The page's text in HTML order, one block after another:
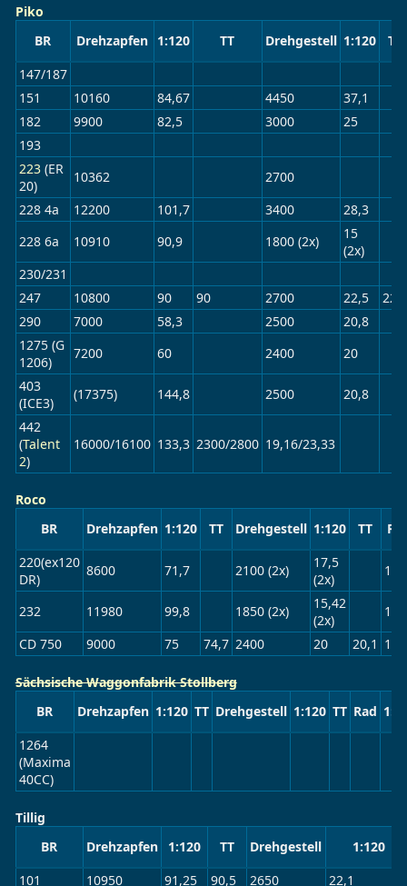
Piko
BR
Drehzapfen 1:120 TT Drehgestell 1:120
TT
147/187
151
10160 84,67 4450
37,1
182
9900 82,5 3000
25
193
223(ER
20)
10362
2700
228 4a
12200 101,7 3400
28,3
228 6a
10910 90,9 1800 (2x)
15
(2x)
230/231
247
10800 90 90 2700 22,5
22,9
290
7000 58,3 2500
20,8
1275 (G
1206)
7200 60 2400
20
403
(ICE3)
(17375) 144,8 2500
20,8
442
(Talent
2)
16000/16100 133,3 2300/2800 19,16/23,33
Roco
BR
Drehzapfen 1:120 TT Drehgestell 1:120 TT
220(ex120
DR)
8600 71,7 2100 (2x)
17,5
(2x)
232 11980 99,8 1850 (2x)
15,42
(2x)
CD 750
9000 75 74,7 2400 20 20,1
Sächsische Waggonfabrik Stollberg
BR
Drehzapfen 1:120 TT Drehgestell 1:120 TT Rad
1264
(Maxima
40CC)
Tillig
BR
Drehzapfen 1:120 TT Drehgestell
1:120
101
10950 91,25 90,5 2650 22,1